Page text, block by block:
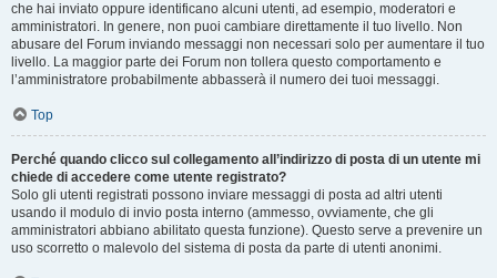
che hai inviato oppure identificano alcuni utenti, ad esempio, moderatori e
amministratori. In genere, non puoi cambiare direttamente il tuo livello. Non
abusare del Forum inviando messaggi non necessari solo per aumentare il tuo
livello. La maggior parte dei Forum non tollera questo comportamento e
l’amministratore probabilmente abbasserà il numero dei tuoi messaggi.
Top
Perché quando clicco sul collegamento all’indirizzo di posta di un utente mi
chiede di accedere come utente registrato?
Solo gli utenti registrati possono inviare messaggi di posta ad altri utenti
usando il modulo di invio posta interno (ammesso, ovviamente, che gli
amministratori abbiano abilitato questa funzione). Questo serve a prevenire un
uso scorretto o malevolo del sistema di posta da parte di utenti anonimi.